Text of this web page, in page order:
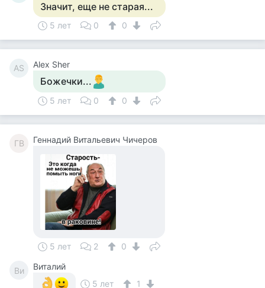
Значит, еще не старая...
5 лет 0 0
AS Alex Sher
Божечки...
5 лет 0 0
ГВ Геннадий Витальевич Чичеров
5 лет 2 0
Ви
Виталий
5 лет
1